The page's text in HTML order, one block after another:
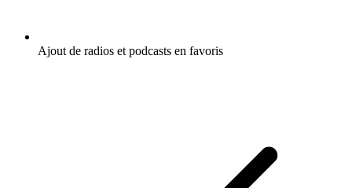
Ajout de radios et podcasts en favoris